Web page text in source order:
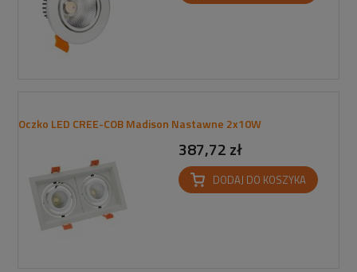
Oczko LED CREE-COB Madison Nastawne 2x10W
387,72 zł
DODAJ DO KOSZYKA